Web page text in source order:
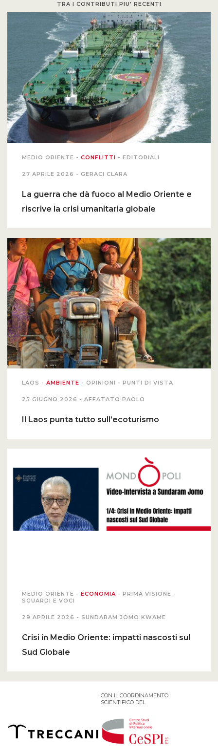
TRA I CONTRIBUTI PIU' RECENTI
MEDIO ORIENTE - CONFLITTI - EDITORIALI
27 APRILE 2026 - GERACI CLARA
La guerra che dà fuoco al Medio Oriente e
riscrive la crisi umanitaria globale
LAOS - AMBIENTE - OPINIONI - PUNTI DI VISTA
25 GIUGNO 2026 - AFFATATO PAOLO
Il Laos punta tutto sull’ecoturismo
MEDIO ORIENTE - ECONOMIA - PRIMA VISIONE -
SGUARDI E VOCI
29 APRILE 2026 - SUNDARAM JOMO KWAME
Crisi in Medio Oriente: impatti nascosti sul
Sud Globale
CON IL COORDINAMENTO
SCIENTIFICO DEL